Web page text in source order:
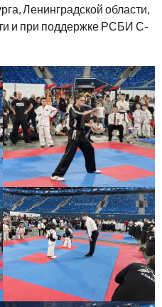
Ленинградской области,
и при поддержке РСБИ С-